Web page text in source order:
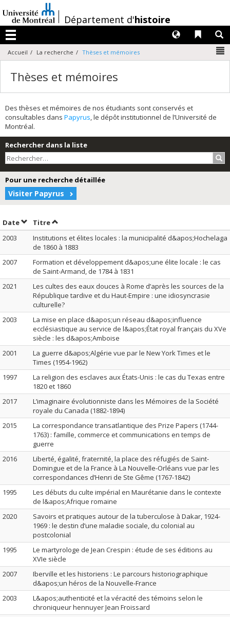
au
contenu
/Département d'histoire
Menu
Liens
Langues
Accueil La recherche Thèses et mémoires
Thèses et mémoires
Des thèses et mémoires de nos étudiants sont conservés et
consultables dans Papyrus, le dépôt institutionnel de l’Université de
Montréal.
Rechercher dans la liste
Pour une recherche détaillée
Visiter Papyrus
DateTrier par date en ordre croissant
TitreTrier par titre en ordre croissant
2003
Institutions et élites locales : la municipalité d&apos;Hochelaga
de 1860 à 1883
2007
Formation et développement d&apos;une élite locale : le cas
de Saint-Armand, de 1784 à 1831
2021
Les cultes des eaux douces à Rome d’après les sources de la
République tardive et du Haut-Empire : une idiosyncrasie
culturelle?
2003
La mise en place d&apos;un réseau d&apos;influence
ecclésiastique au service de l&apos;État royal français du XVe
siècle : les d&apos;Amboise
2001
La guerre d&apos;Algérie vue par le New York Times et le
Times (1954-1962)
1997
La religion des esclaves aux États-Unis : le cas du Texas entre
1820 et 1860
2017
L’imaginaire évolutionniste dans les Mémoires de la Société
royale du Canada (1882-1894)
2015
La correspondance transatlantique des Prize Papers (1744-
1763) : famille, commerce et communications en temps de
guerre
2016
Liberté, égalité, fraternité, la place des réfugiés de Saint-
Domingue et de la France à La Nouvelle-Orléans vue par les
correspondances d’Henri de Ste Gême (1767-1842)
1995
Les débuts du culte impérial en Maurétanie dans le contexte
de l&apos;Afrique romaine
2020
Savoirs et pratiques autour de la tuberculose à Dakar, 1924-
1969 : le destin d’une maladie sociale, du colonial au
postcolonial
1995
Le martyrologe de Jean Crespin : étude de ses éditions au
XVIe siècle
2007
Iberville et les historiens : Le parcours historiographique
d&apos;un héros de la Nouvelle-France
2003
L&apos;authenticité et la véracité des témoins selon le
chroniqueur hennuyer Jean Froissard